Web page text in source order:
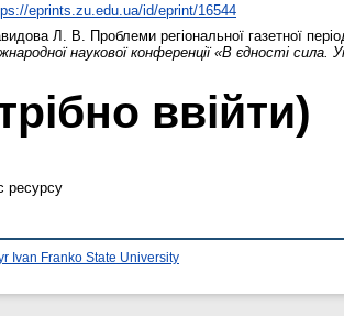
eprints.zu.edu.ua/id/eprint/16544
Л. В.
Проблеми регіональної газетної
наукової конференції «В єдності сила.
ввійти)
ресурсу
Ivan Franko State University